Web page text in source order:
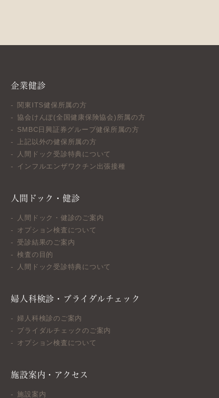
企業健診
関東ITS健保所属の方
協会けんぽ(全国健康保険協会)所属の方
SMBC日興証券グループ健保所属の方
上記以外の健保所属の方
人間ドック受診特典について
インフルエンザワクチン出張接種
人間ドック・健診
人間ドック・健診のご案内
オプション検査について
受診結果のご案内
検査の目的
人間ドック受診特典について
婦人科検診・ブライダルチェック
婦人科検診のご案内
ブライダルチェックのご案内
オプション検査について
施設案内・アクセス
施設案内